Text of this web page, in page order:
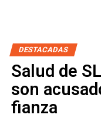
DESTACADAS
Salud de
son
fianza